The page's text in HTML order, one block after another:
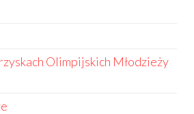
Olimpijskich Młodzieży